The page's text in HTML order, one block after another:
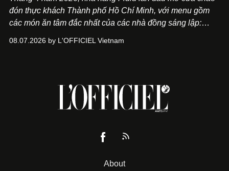
đón thực khách Thành phố Hồ Chí Minh, với menu gồm
các món ăn tâm đắc nhất của các nhà đồng sáng lập:
món ăn đa dạng từ Á đến Âu nhanh chóng được yêu thích
08.07.2026 by L'OFFICIEL Vietnam
About